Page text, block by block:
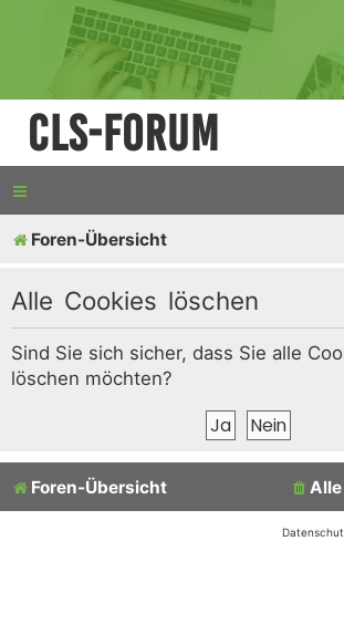
CLS-Forum
Foren-Übersicht
Alle Cookies löschen
Sind Sie sich sicher, dass Sie alle
löschen möchten?
Foren-Übersicht